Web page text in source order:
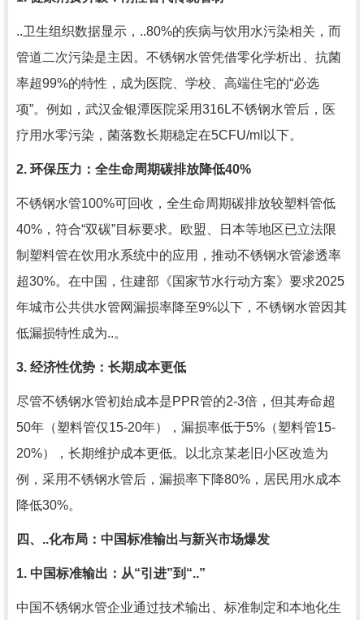
..卫生组织数据显示，..80%的疾病与饮用水污染相关，而
管道二次污染是主因。不锈钢水管凭借零化学析出、抗菌
率超99%的特性，成为医院、学校、高端住宅的“必选
项”。例如，武汉金银潭医院采用316L不锈钢水管后，医
疗用水零污染，菌落数长期稳定在5CFU/ml以下。
2. 环保压力：全生命周期碳排放降低40%
不锈钢水管100%可回收，全生命周期碳排放较塑料管低
40%，符合“双碳”目标要求。欧盟、日本等地区已立法限
制塑料管在饮用水系统中的应用，推动不锈钢水管渗透率
超30%。在中国，住建部《国家节水行动方案》要求2025
年城市公共供水管网漏损率降至9%以下，不锈钢水管因其
低漏损特性成为..。
3. 经济性优势：长期成本更低
尽管不锈钢水管初始成本是PPR管的2-3倍，但其寿命超
50年（塑料管仅15-20年），漏损率低于5%（塑料管15-
20%），长期维护成本更低。以北京某老旧小区改造为
例，采用不锈钢水管后，漏损率下降80%，居民用水成本
降低30%。
四、..化布局：中国标准输出与新兴市场爆发
1. 中国标准输出：从“引进”到“..”
中国不锈钢水管企业通过技术输出、标准制定和本地化生